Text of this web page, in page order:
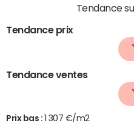
Tendance
Tendance prix
Tendance ventes
Prix bas : 1 307 €/m2